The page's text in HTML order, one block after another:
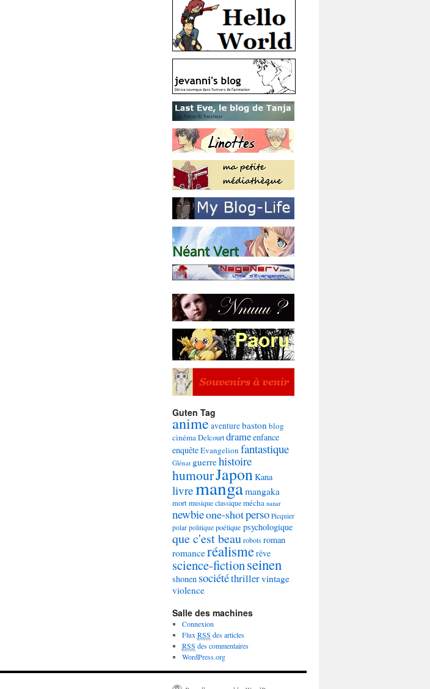
Guten Tag
animeaventurebaston blog
cinémaDelcourtdrameenfance
enquêteEvangelion fantastique
Glénat guerrehistoire
humourJapon Kana
livremangamangaka
mortmusique classiquemécha nanar
newbieone-shotperso Picquier
polar politique poétique psychologique
que c'est beaurobotsroman
romanceréalismerêve
science-fictionseinen
shonen sociététhrillervintage
violence
Salle des machines
Connexion
Flux RSS des articles
RSS des commentaires
WordPress.org